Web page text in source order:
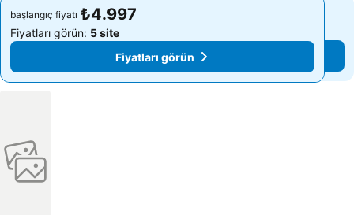
başlangıç fiyatı ₺4.997
Fiyatları görün: 5 site
Fiyatları görün
başlangıç fiyatı ₺4.997
Fiyatları görün: 5 site
Fiyatları görün